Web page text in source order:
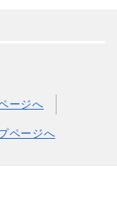
ージへ
ページへ